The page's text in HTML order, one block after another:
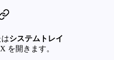
はシステムトレイ
を開きます。